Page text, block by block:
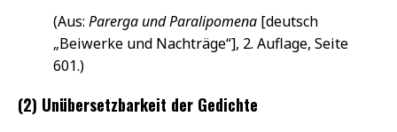
(Aus: Parerga und Paralipomena [deutsch
„Beiwerke und Nachträge“], 2. Auflage, Seite
601.)
(2) Unübersetzbarkeit der Gedichte